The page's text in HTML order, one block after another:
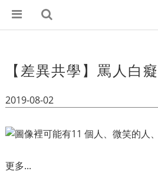
【差異共學】罵人白
2019-08-02
更多...